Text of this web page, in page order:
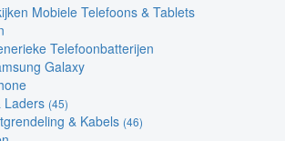
Mobiele Telefoons & Tablets
Telefoonbatterijen
Galaxy
Laders (45)
& Kabels (46)